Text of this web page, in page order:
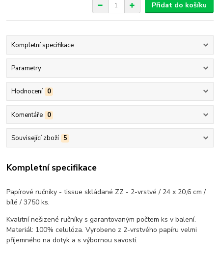
Přidat do košíku
Kompletní specifikace
Parametry
Hodnocení 0
Komentáře 0
Související zboží 5
Kompletní specifikace
Papírové ručníky - tissue skládané ZZ - 2-vrstvé / 24 x 20,6 cm /
bílé / 3750 ks.
Kvalitní nešizené ručníky s garantovaným počtem ks v balení.
Materiál: 100% celulóza. Vyrobeno z 2-vrstvého papíru velmi
příjemného na dotyk a s výbornou savostí.